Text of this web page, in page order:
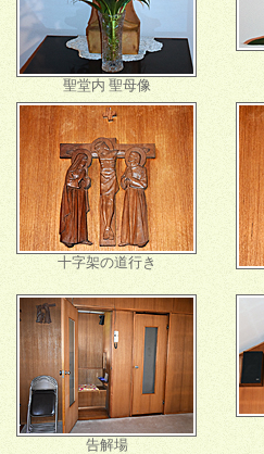
聖堂内 聖母像
十字架の道行き
告解場